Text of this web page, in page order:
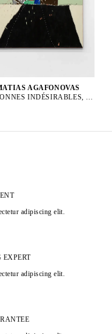
AGAFONOVAS
PERSONNES INDÉSIRABLES, 2025
adipiscing elit.
EXPERT
adipiscing elit.